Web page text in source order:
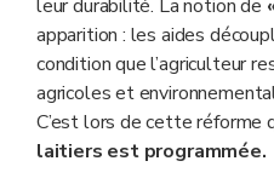
leur durabilité. La notion de
apparition : les aides
condition que l’agriculteur
agricoles et
C’est lors de cette réforme
laitiers est programmée.